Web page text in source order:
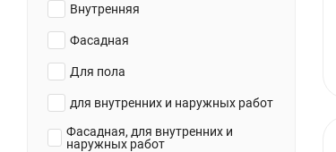
25 мм
30 мм
40 мм
50 мм
60 мм
Внутренняя
Фасадная
Для пола
для внутренних и наружных работ
Фасадная, для внутренних и
наружных работ